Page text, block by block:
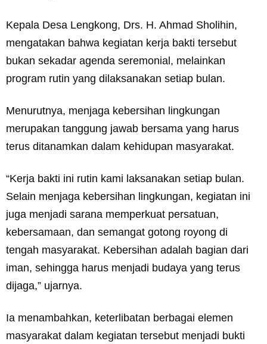
Kepala Desa Lengkong, Drs. H. Ahmad Sholihin,
mengatakan bahwa kegiatan kerja bakti tersebut
bukan sekadar agenda seremonial, melainkan
program rutin yang dilaksanakan setiap bulan.
Menurutnya, menjaga kebersihan lingkungan
merupakan tanggung jawab bersama yang harus
terus ditanamkan dalam kehidupan masyarakat.
“Kerja bakti ini rutin kami laksanakan setiap bulan.
Selain menjaga kebersihan lingkungan, kegiatan ini
juga menjadi sarana memperkuat persatuan,
kebersamaan, dan semangat gotong royong di
tengah masyarakat. Kebersihan adalah bagian dari
iman, sehingga harus menjadi budaya yang terus
dijaga,” ujarnya.
Ia menambahkan, keterlibatan berbagai elemen
masyarakat dalam kegiatan tersebut menjadi bukti